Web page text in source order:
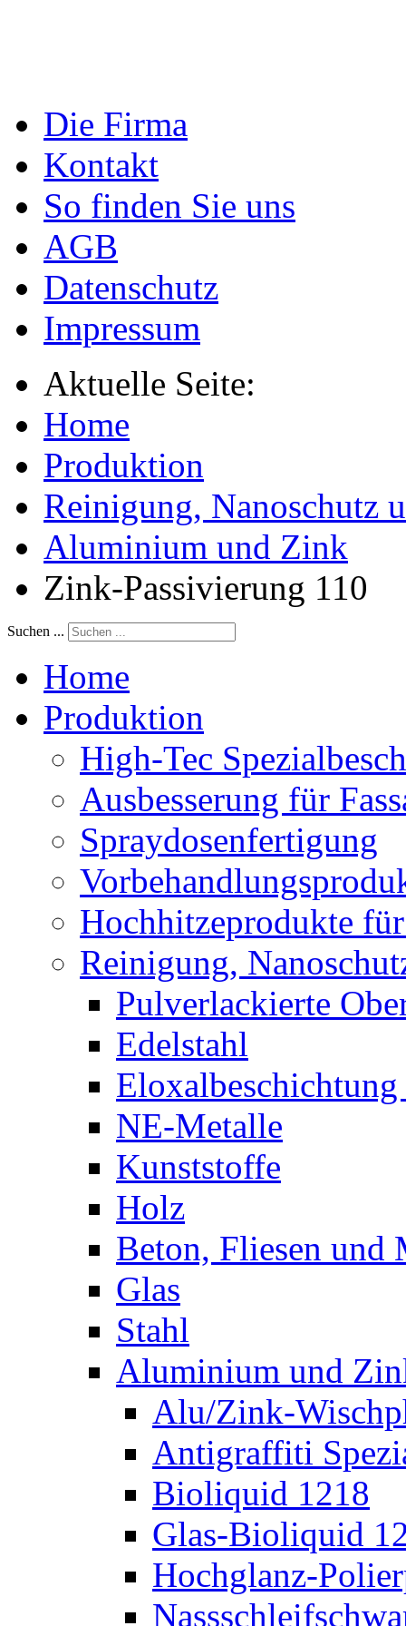
Die Firma
Kontakt
So finden Sie uns
AGB
Datenschutz
Impressum
Aktuelle Seite:
Home
Produktion
Reinigung, Nanoschutz
Aluminium und Zink
Zink-Passivierung 110
Home
Produktion
High-Tec
Ausbesserung für
Spraydosenfertigung
Hochhitzeprodukte
Reinigung,
Pulverlackierte
Edelstahl
NE-Metalle
Kunststoffe
Holz
Beton, Fliesen und
Glas
Stahl
Aluminium und
Alu/Zink-
Antigraffiti
Bioliquid 1218
Glas-Bioliquid
Hochglanz-